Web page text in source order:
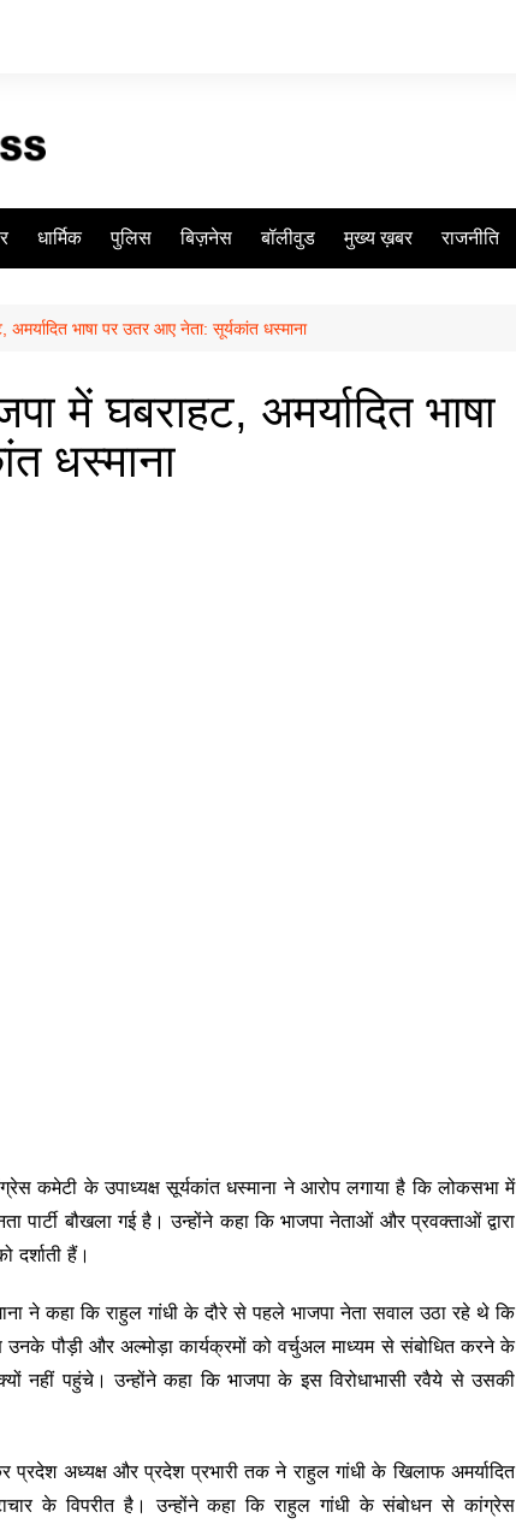
धार्मिक पुलिस बिज़नेस बॉलीवुड मुख्य ख़बर राजनीति
अमर्यादित भाषा पर उतर आए नेता: सूर्यकांत धस्माना
में घबराहट, अमर्यादित भाषा
धस्माना
कमेटी के उपाध्यक्ष सूर्यकांत धस्माना ने आरोप लगाया है कि लोकसभा में
पार्टी बौखला गई है। उन्होंने कहा कि भाजपा नेताओं और प्रवक्ताओं द्वारा
दर्शाती हैं।
ने कहा कि राहुल गांधी के दौरे से पहले भाजपा नेता सवाल उठा रहे थे कि
पौड़ी और अल्मोड़ा कार्यक्रमों को वर्चुअल माध्यम से संबोधित करने के
नहीं पहुंचे। उन्होंने कहा कि भाजपा के इस विरोधाभासी रवैये से उसकी
अध्यक्ष और प्रदेश प्रभारी तक ने राहुल गांधी के खिलाफ अमर्यादित
के विपरीत है। उन्होंने कहा कि राहुल गांधी के संबोधन से कांग्रेस